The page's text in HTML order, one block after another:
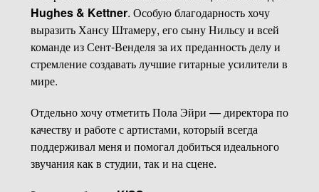
Hughes & Kettner. Особую благодарность хочу
выразить Хансу Штамеру, его сыну Нильсу и всей
команде из Сент-Венделя за их преданность делу и
стремление создавать лучшие гитарные усилители в
мире.
Отдельно хочу отметить Пола Эйри — директора по
качеству и работе с артистами, который всегда
поддерживал меня и помогал добиться идеального
звучания как в студии, так и на сцене.